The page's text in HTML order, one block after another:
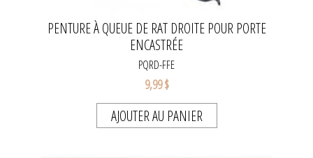
PENTURE À QUEUE DE RAT DROITE POUR PORTE
ENCASTRÉE
PQRD-FFE
9,99 $
AJOUTER AU PANIER